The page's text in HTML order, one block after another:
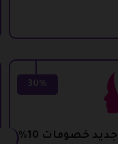
30%
كود خصم بيوتي ميلانو جديد خصومات 10%